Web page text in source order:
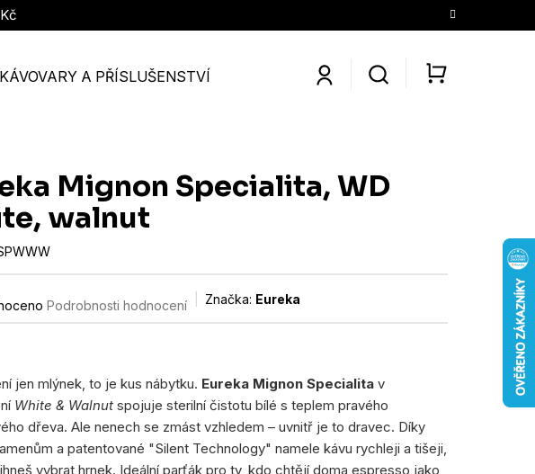
A PŘÍSLUŠENSTVÍ KONTAKTY O NÁS
Mignon Specialita, WD
walnut
Podrobnosti hodnocení Značka: Eureka
jen mlýnek, to je kus nábytku. Eureka Mignon Specialita v
White & Walnut spojuje sterilní čistotu bílé s teplem pravého
dřeva. Ale nenech se zmást vzhledem – uvnitř je to dravec. Díky
a patentované "Silent Technology" namele kávu rychleji a tišeji,
vybrat hrnek. Ideální parťák pro ty, kdo chtějí doma espresso jako